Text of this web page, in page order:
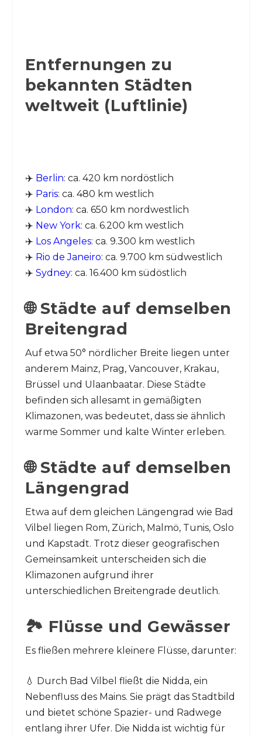
Entfernungen zu
bekannten Städten
weltweit (Luftlinie)
✈️ Berlin: ca. 420 km nordöstlich
✈️ Paris: ca. 480 km westlich
✈️ London: ca. 650 km nordwestlich
✈️ New York: ca. 6.200 km westlich
✈️ Los Angeles: ca. 9.300 km westlich
✈️ Rio de Janeiro: ca. 9.700 km südwestlich
✈️ Sydney: ca. 16.400 km südöstlich
🌐 Städte auf demselben
Breitengrad
Auf etwa 50° nördlicher Breite liegen unter
anderem Mainz, Prag, Vancouver, Krakau,
Brüssel und Ulaanbaatar. Diese Städte
befinden sich allesamt in gemäßigten
Klimazonen, was bedeutet, dass sie ähnlich
warme Sommer und kalte Winter erleben.
🌐 Städte auf demselben
Längengrad
Etwa auf dem gleichen Längengrad wie Bad
Vilbel liegen Rom, Zürich, Malmö, Tunis, Oslo
und Kapstadt. Trotz dieser geografischen
Gemeinsamkeit unterscheiden sich die
Klimazonen aufgrund ihrer
unterschiedlichen Breitengrade deutlich.
🏞️ Flüsse und Gewässer
Es fließen mehrere kleinere Flüsse, darunter:
💧 Durch Bad Vilbel fließt die Nidda, ein
Nebenfluss des Mains. Sie prägt das Stadtbild
und bietet schöne Spazier- und Radwege
entlang ihrer Ufer. Die Nidda ist wichtig für